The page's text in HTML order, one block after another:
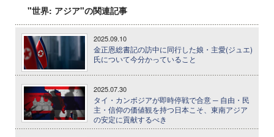
"世界: アジア"の関連記事
2025.09.10
金正恩総書記の訪中に同行した娘・主愛(ジュエ)
氏について今分かっていること
2025.07.30
タイ・カンボジアが即時停戦で合意 ─ 自由・民
主・信仰の価値観を持つ日本こそ、東南アジア
の安定に貢献するべき